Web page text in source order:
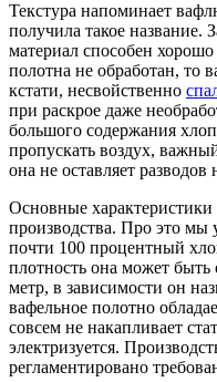
Текстура напоминает
получила такое название.
материал способен
полотна не обработан, то
кстати, несвойственно
при раскрое даже
большого содержания
пропускать воздух,
она не оставляет
Основные характеристики
производства. Про это мы
почти 100 процентный
плотность она может
метр, в зависимости он
вафельное полотно
совсем не накапливает
электризуется.
регламентировано